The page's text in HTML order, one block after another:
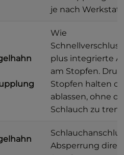
je nach
Wie
plus integrierte
am Stopfen.
Stopfen halten
ablassen, ohne
Schlauch zu
Absperrung